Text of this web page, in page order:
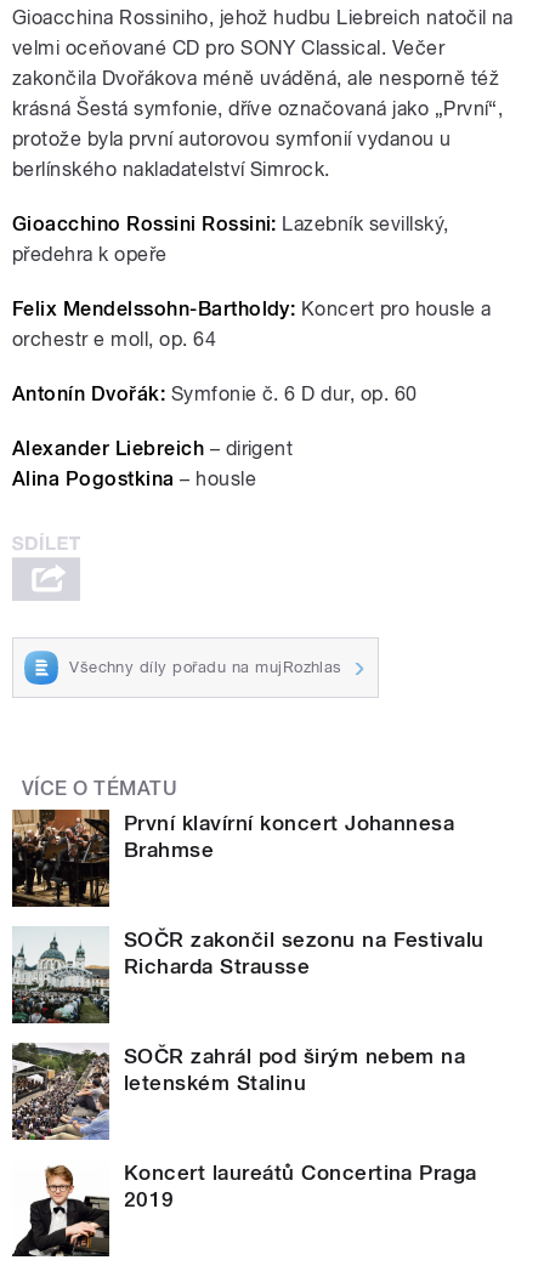
Gioacchina Rossiniho, jehož hudbu Liebreich natočil na
velmi oceňované CD pro SONY Classical. Večer
zakončila Dvořákova méně uváděná, ale nesporně též
krásná Šestá symfonie, dříve označovaná jako „První“,
protože byla první autorovou symfonií vydanou u
berlínského nakladatelství Simrock.
Gioacchino Rossini Rossini: Lazebník sevillský,
předehra k opeře
Felix Mendelssohn-Bartholdy: Koncert pro housle a
orchestr e moll, op. 64
Antonín Dvořák: Symfonie č. 6 D dur, op. 60
Alexander Liebreich – dirigent
Alina Pogostkina– housle
Všechny díly pořadu na mujRozhlas
VÍCE O TÉMATU
První klavírní koncert Johannesa
Brahmse
SOČR zakončil sezonu na Festivalu
Richarda Strausse
SOČR zahrál pod širým nebem na
letenském Stalinu
Koncert laureátů Concertina Praga
2019